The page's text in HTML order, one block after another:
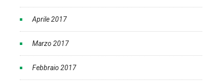
Aprile 2017
Marzo 2017
Febbraio 2017